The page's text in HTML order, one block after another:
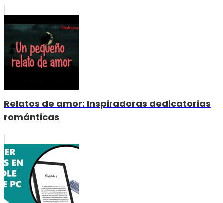
Relatos de amor: Inspiradoras dedicatorias
románticas